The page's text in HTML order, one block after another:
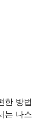
한 방법
는 나스